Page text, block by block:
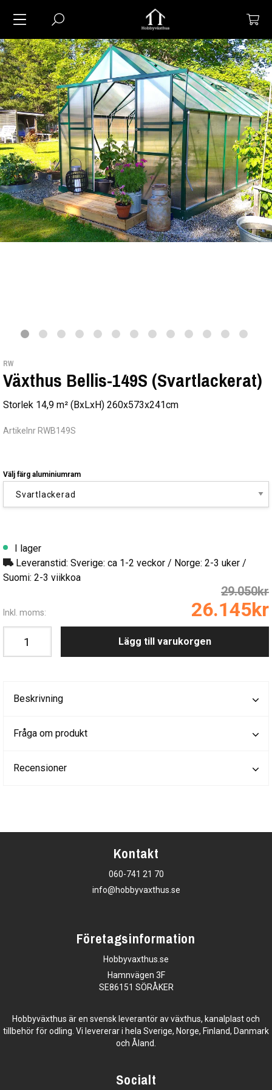
RW
Växthus Bellis-149S (Svartlackerat)
Storlek 14,9 m² (BxLxH) 260x573x241cm
Artikelnr RWB149S
Välj färg aluminiumram
I lager
Leveranstid: Sverige: ca 1-2 veckor / Norge: 2-3 uker /
Suomi: 2-3 viikkoa
Inkl. moms:
29.050kr
26.145kr
Lägg till varukorgen
Beskrivning
Fråga om produkt
Recensioner
Kontakt
060-741 21 70
info@hobbyvaxthus.se
Företagsinformation
Hobbyvaxthus.se
Hamnvägen 3F
SE86151 SÖRÅKER
Hobbyväxthus är en svensk leverantör av växthus, kanalplast och
tillbehör för odling. Vi levererar i hela Sverige, Norge, Finland, Danmark
och Åland.
Socialt